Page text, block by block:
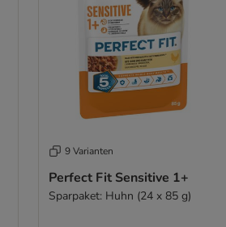
9 Varianten
Perfect Fit Sensitive 1+
Sparpaket: Huhn (24 x 85 g)